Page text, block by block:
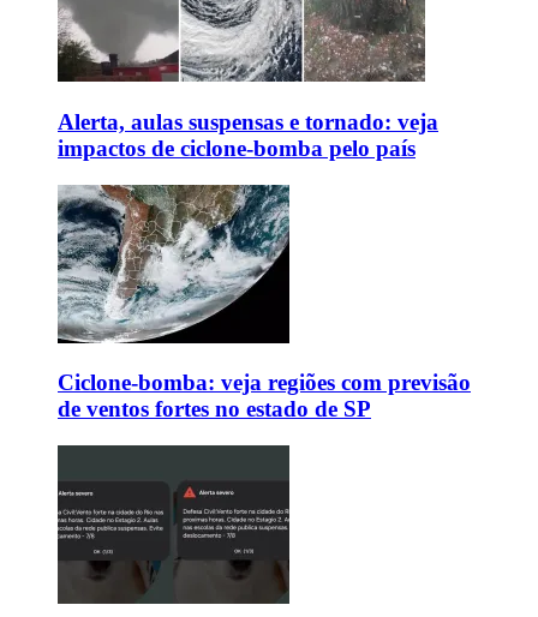
Alerta, aulas suspensas e tornado: veja
impactos de ciclone-bomba pelo país
Ciclone-bomba: veja regiões com previsão
de ventos fortes no estado de SP